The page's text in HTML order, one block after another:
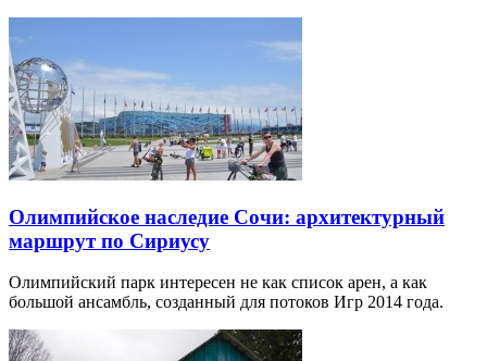
Олимпийское наследие Сочи: архитектурный
маршрут по Сириусу
Олимпийский парк интересен не как список арен, а как
большой ансамбль, созданный для потоков Игр 2014 года.